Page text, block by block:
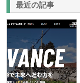
最近の記事